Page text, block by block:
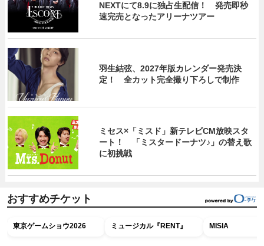
NEXTにて8.9に独占生配信！ 発売即秒
速完売となったアリーナツアー
羽生結弦、2027年版カレンダー発売決
定！ 全カット完全撮り下ろしで制作
ミセス×「ミスド」新テレビCM放映スタ
ート！ 「ミスタードーナツ♪」の替え歌
に初挑戦
おすすめチケット
東京ゲームショウ2026 ミュージカル『RENT』 MISIA